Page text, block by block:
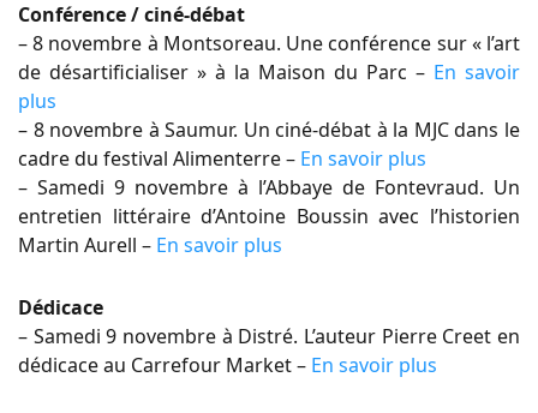
Conférence / ciné-débat
– 8 novembre à Montsoreau. Une conférence sur « l’art
de désartificialiser » à la Maison du Parc – En savoir
plus
– 8 novembre à Saumur. Un ciné-débat à la MJC dans le
cadre du festival Alimenterre – En savoir plus
– Samedi 9 novembre à l’Abbaye de Fontevraud. Un
entretien littéraire d’Antoine Boussin avec l’historien
Martin Aurell – En savoir plus
Dédicace
– Samedi 9 novembre à Distré. L’auteur Pierre Creet en
dédicace au Carrefour Market – En savoir plus